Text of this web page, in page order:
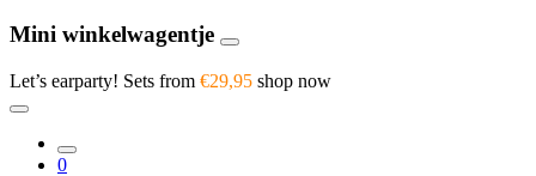
Mini winkelwagentje
Let’s earparty! Sets from €29,95 shop now
0